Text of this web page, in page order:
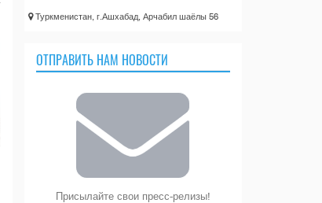
Туркменистан, г.Ашхабад, Арчабил шаёлы 56
ОТПРАВИТЬ НАМ НОВОСТИ
Присылайте свои пресс-релизы!